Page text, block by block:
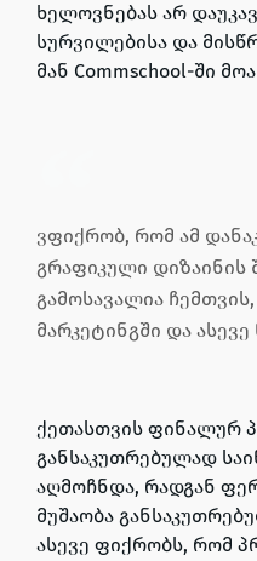
ხელოვნებას არ
სურვილებისა და
მან Commschool-ში
ვფიქრობ, რომ ამ
გრაფიკული დიზაინის
გამოსავალია
მარკეტინგში და
ქეთასთვის ფინალურ
განსაკუთრებულად
აღმოჩნდა, რადგან
მუშაობა
ასევე ფიქრობს, რომ